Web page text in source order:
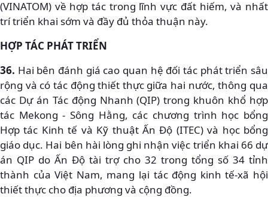
(VINATOM) về hợp tác trong lĩnh vực đất hiếm, và nhất
trí triển khai sớm và đầy đủ thỏa thuận này.
HỢP TÁC PHÁT TRIỂN
36. Hai bên đánh giá cao quan hệ đối tác phát triển sâu
rộng và có tác động thiết thực giữa hai nước, thông qua
các Dự án Tác động Nhanh (QIP) trong khuôn khổ hợp
tác Mekong - Sông Hằng, các chương trình học bổng
Hợp tác Kinh tế và Kỹ thuật Ấn Độ (ITEC) và học bổng
giáo dục. Hai bên hài lòng ghi nhận việc triển khai 66 dự
án QIP do Ấn Độ tài trợ cho 32 trong tổng số 34 tỉnh
thành của Việt Nam, mang lại tác động kinh tế-xã hội
thiết thực cho địa phương và cộng đồng.